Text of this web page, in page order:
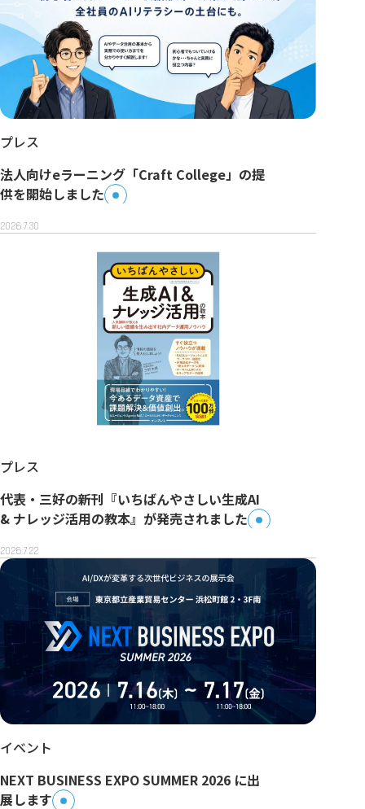
プレス
法人向けeラーニング「Craft College」の提
供を開始しました
2026.7.30
プレス
代表・三好の新刊『いちばんやさしい生成AI
& ナレッジ活用の教本』が発売されました
2026.7.22
イベント
NEXT BUSINESS EXPO SUMMER 2026 に出
展します